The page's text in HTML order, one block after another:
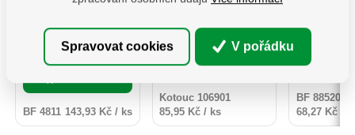
přenášet vysoké
žárového zinku chrání
před dlouhodobým
působením vlhkosti.
Povrch kotvy do betonu
lze natřít dekorativní
barvou určenou na
pozinkované povrchy.
143,93Kč
BF 4811 143,93 Kč / ks
Industrial splňují vyšší
profesionálních
řemeslniků jak v kvalitě
provedené práce, tak i
svojí prodlouženou
kotouče Extol se
vyznačují širokým
spektrem použití. O
115x1,0x22,2mm
bez DPH
ks
Do košíku
Kotouc 106901
85,95 Kč / ks
opatřeny
zvyšují
BF 885201
68,27 Kč /
Spravovat cookies V pořádku